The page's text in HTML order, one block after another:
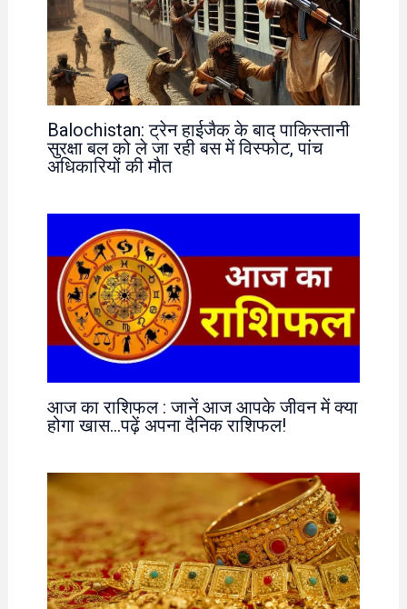
Balochistan: ट्रेन हाईजैक के बाद पाकिस्तानी
सुरक्षा बल को ले जा रही बस में विस्फोट, पांच
अधिकारियों की मौत
आज का राशिफल : जानें आज आपके जीवन में क्या
होगा खास…पढ़ें अपना दैनिक राशिफल!